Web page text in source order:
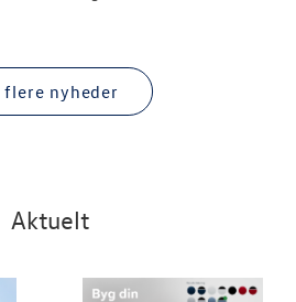
flere nyheder
Aktuelt